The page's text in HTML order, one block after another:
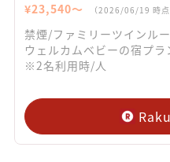
¥23,540〜 （2026/06/19 時点
禁煙/ファミリーツインル
ウェルカムベビーの宿プラ
※2名利用時/人